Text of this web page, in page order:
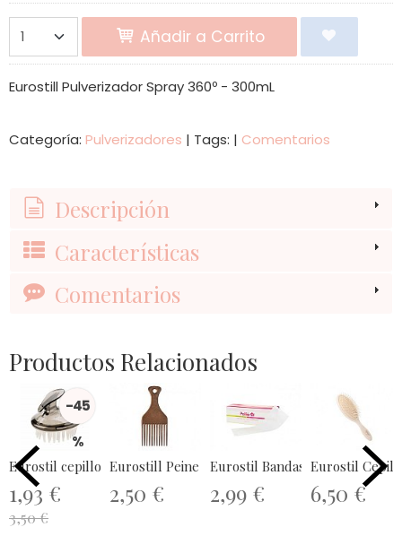
Añadir a Carrito
Eurostill Pulverizador Spray 360º - 300mL
Categoría: Pulverizadores | Tags: | Comentarios
Descripción
Características
Comentarios
Productos Relacionados
-45
%
Eurostil cepillo Plastico 04427
1,93 €
3,50 €
Eurostill Peine Ahuec grande- 403
2,50 €
Eurostil Bandas Depilación
2,99 €
Eurostil
6,50 €